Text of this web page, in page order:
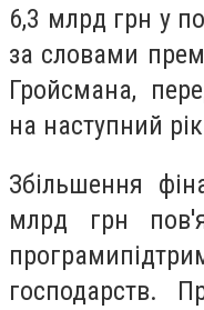
6,3 млрд грн у
за словами
Гройсмана,
на наступний
Збільшення
млрд грн
господарств.